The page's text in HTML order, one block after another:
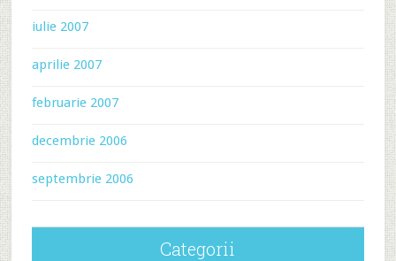
iulie 2007
aprilie 2007
februarie 2007
decembrie 2006
septembrie 2006
Categorii